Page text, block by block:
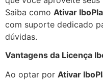
Saiba como Ativar
com suporte dedicado
dúvidas.
Vantagens da Licença
Ao optar por Ativar